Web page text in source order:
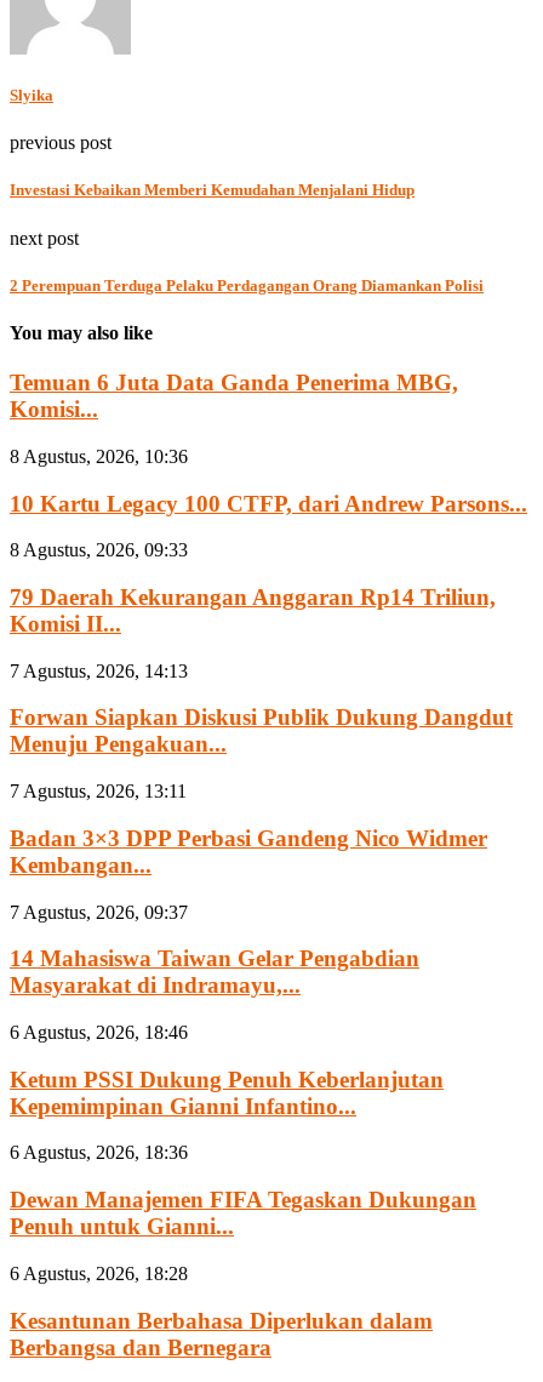
Slyika
previous post
Investasi Kebaikan Memberi Kemudahan Menjalani Hidup
next post
2 Perempuan Terduga Pelaku Perdagangan Orang Diamankan Polisi
You may also like
Temuan 6 Juta Data Ganda Penerima MBG,
Komisi...
8 Agustus, 2026, 10:36
10 Kartu Legacy 100 CTFP, dari Andrew Parsons...
8 Agustus, 2026, 09:33
79 Daerah Kekurangan Anggaran Rp14 Triliun,
Komisi II...
7 Agustus, 2026, 14:13
Forwan Siapkan Diskusi Publik Dukung Dangdut
Menuju Pengakuan...
7 Agustus, 2026, 13:11
Badan 3×3 DPP Perbasi Gandeng Nico Widmer
Kembangan...
7 Agustus, 2026, 09:37
14 Mahasiswa Taiwan Gelar Pengabdian
Masyarakat di Indramayu,...
6 Agustus, 2026, 18:46
Ketum PSSI Dukung Penuh Keberlanjutan
Kepemimpinan Gianni Infantino...
6 Agustus, 2026, 18:36
Dewan Manajemen FIFA Tegaskan Dukungan
Penuh untuk Gianni...
6 Agustus, 2026, 18:28
Kesantunan Berbahasa Diperlukan dalam
Berbangsa dan Bernegara